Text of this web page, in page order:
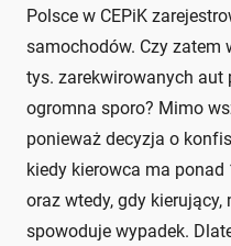
Polsce w CEPiK
samochodów. Czy zatem
tys. zarekwirowanych
ogromna sporo? Mimo
ponieważ decyzja o
kiedy kierowca ma
oraz wtedy, gdy
spowoduje wypadek.